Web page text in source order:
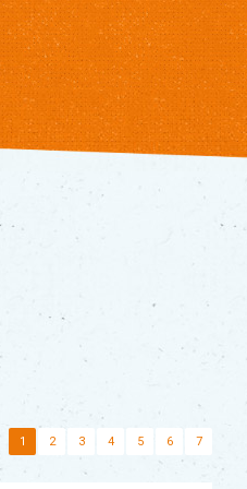
1 2 3 4 5 6 7